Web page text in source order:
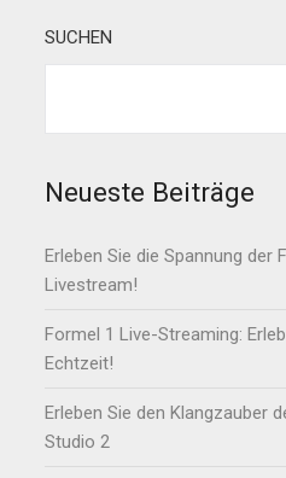
SUCHEN
Neueste Beiträge
Erleben Sie die Spannung der
Livestream!
Formel 1 Live-Streaming:
Echtzeit!
Erleben Sie den Klangzauber
Studio 2